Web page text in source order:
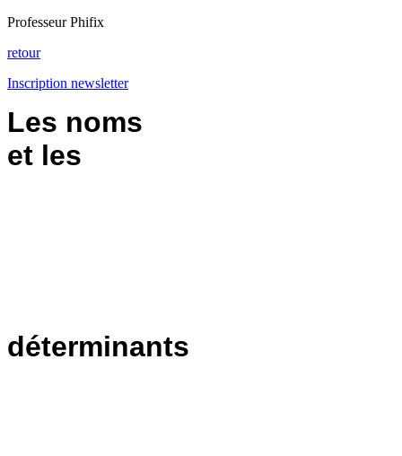
Professeur Phifix
retour
Inscription newsletter
Les noms
et les
déterminants